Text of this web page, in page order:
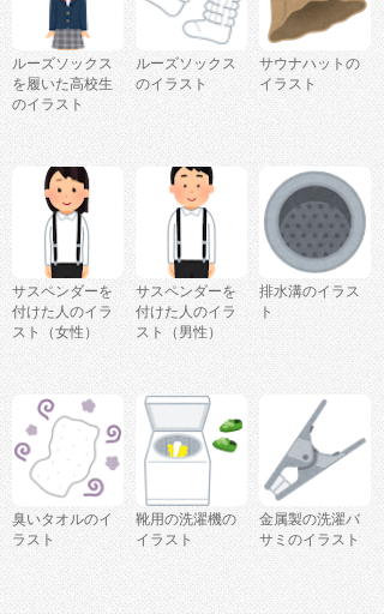
ルーズソックス
を履いた高校生
のイラスト
ルーズソックス
のイラスト
サウナハットの
イラスト
サスペンダーを
付けた人のイラ
スト（女性）
サスペンダーを
付けた人のイラ
スト（男性）
排水溝のイラス
ト
臭いタオルのイ
ラスト
靴用の洗濯機の
イラスト
金属製の洗濯バ
サミのイラスト